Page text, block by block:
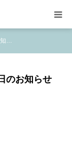
知…
のお知らせ